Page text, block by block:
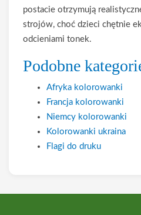
postacie otrzymują
strojów, choć dzieci chętnie
odcieniami tonek.
Podobne
Afryka kolorowanki
Francja kolorowanki
Niemcy kolorowanki
Kolorowanki ukraina
Flagi do druku